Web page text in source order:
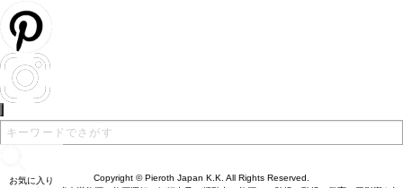
お気に入り
Copyright © Pieroth Japan K.K. All Rights Reserved.